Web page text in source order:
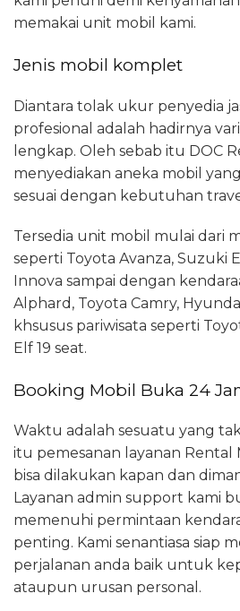
memakai unit mobil kami.
Jenis mobil komplet
Diantara tolak ukur penyedia
profesional adalah hadirnya
lengkap. Oleh sebab itu DOC
menyediakan aneka mobil
sesuai dengan kebutuhan
Tersedia unit mobil mulai dari
seperti Toyota Avanza, Suzuki
Innova sampai dengan
Alphard, Toyota Camry,
khsusus pariwisata seperti
Elf 19 seat.
Booking Mobil Buka 24
Waktu adalah sesuatu yang
itu pemesanan layanan Rental
bisa dilakukan kapan dan
Layanan admin support kami
memenuhi permintaan
penting. Kami senantiasa siap
perjalanan anda baik untuk
ataupun urusan personal.